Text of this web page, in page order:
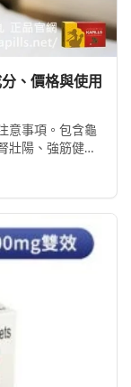
、價格與使用
意事項。包含龜
壯陽、強筋健